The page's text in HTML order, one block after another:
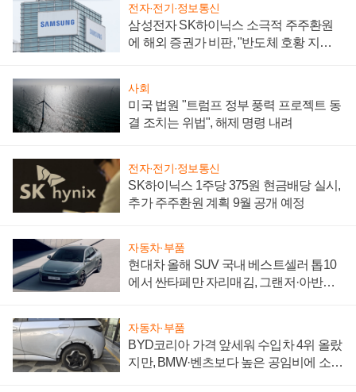
전자·전기·정보통신
삼성전자 SK하이닉스 소극적 주주환원
에 해외 증권가 비판, "반도체 호황 지속
사회
미국 법원 "트럼프 정부 풍력 프로젝트 동
결 조치는 위법", 해제 명령 내려
전자·전기·정보통신
SK하이닉스 1주당 375원 현금배당 실시,
추가 주주환원 계획 9월 공개 예정
자동차·부품
현대차 올해 SUV 국내 베스트셀러 톱10
에서 싼타페만 자리매김, 그랜저·아반떼
자동차·부품
BYD코리아 가격 앞세워 수입차 4위 올랐
지만, BMW·벤츠보다 높은 공임비에 소비